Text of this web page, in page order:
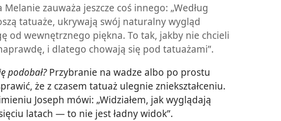
zauważa jeszcze coś innego: „Według
tatuaże, ukrywają swój naturalny wygląd
od wewnętrznego piękna. To tak, jakby nie chcieli
i dlatego chowają się pod tatuażami”.
podobał?Przybranie na wadze albo po prostu
że z czasem tatuaż ulegnie zniekształceniu.
Joseph mówi: „Widziałem, jak wyglądają
latach — to nie jest ładny widok”.